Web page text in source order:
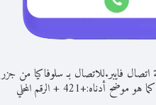
فايبر.للاتصال بـ سلوفاكيا من جزر
هو موضح أدناه:+
421
+الرقم المحلي